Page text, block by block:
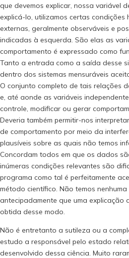
que devemos explicar, nossa variável
explicá-lo, utilizamos certas condições
externas, geralmente observáveis e
indicadas à esquerda. São elas as
comportamento é expressado como
Tanto a entrada como a saída desse
dentro dos sistemas mensuráveis
O conjunto completo de tais relações
e, até aonde as variáveis
controle, modificar ou gerar
Deveria também permitir-nos
de comportamento por meio da
plausíveis sobre as quais não temos
Concordam todos em que os dados
inúmeras condições relevantes são
programa como tal é perfeitamente
método científico. Não temos
antecipadamente que uma explicação
obtida desse modo.
Não é entretanto a sutileza ou a
estudo a responsável pelo estado
desenvolvido dessa ciência. Muito